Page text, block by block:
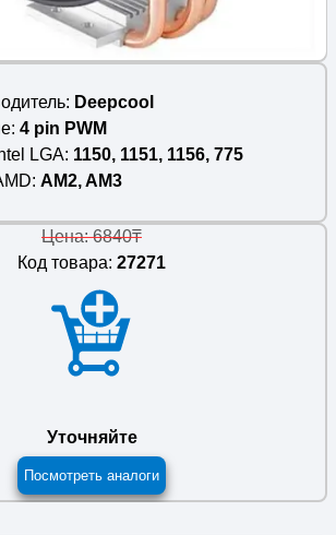
Deepcool
4 pin PWM
LGA 1150, 1151, 1156, 775
AM2, AM3
Цена: 6840₸
Код товара: 27271
Уточняйте
Посмотреть аналоги